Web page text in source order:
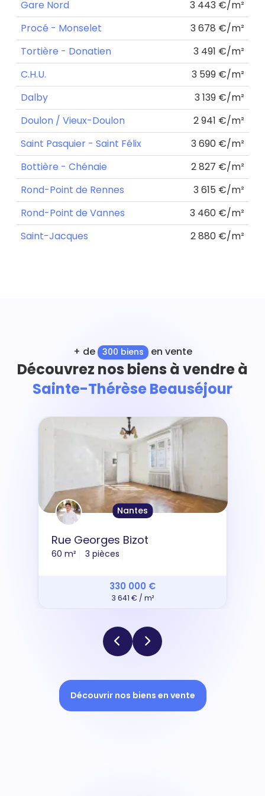
Gare Nord
3 443 €/m²
Procé - Monselet
3 678 €/m²
Tortière - Donatien
3 491 €/m²
C.H.U.
3 599 €/m²
Dalby
3 139 €/m²
Doulon / Vieux-Doulon
2 941 €/m²
Saint Pasquier - Saint Félix
3 690 €/m²
Bottière - Chénaie
2 827 €/m²
Rond-Point de Rennes
3 615 €/m²
Rond-Point de Vannes
3 460 €/m²
Saint-Jacques
2 880 €/m²
+ de 300 biens en vente
Découvrez nos biens à vendre à
Sainte-Thérèse Beauséjour
Nantes
Rue Georges Bizot
60 m² 3 pièces
330 000 €
3 641 € / m²
Découvrir nos biens en vente